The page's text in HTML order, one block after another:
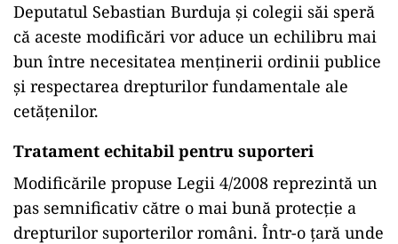
Deputatul Sebastian Burduja și colegii săi speră
că aceste modificări vor aduce un echilibru mai
bun între necesitatea menținerii ordinii publice
și respectarea drepturilor fundamentale ale
cetățenilor.
Tratament echitabil pentru suporteri
Modificările propuse Legii 4/2008 reprezintă un
pas semnificativ către o mai bună protecție a
drepturilor suporterilor români. Într-o țară unde